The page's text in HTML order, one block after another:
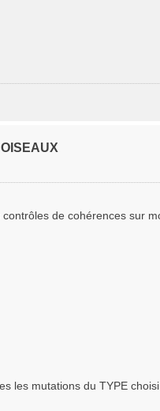
de cohérences sur
les mutations du TYPE